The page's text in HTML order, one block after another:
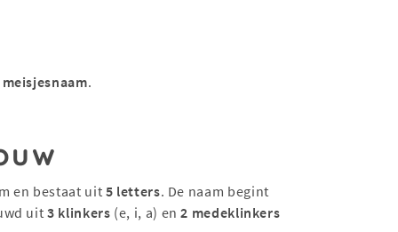
meisjesnaam.
en bestaat uit5 letters. De naam begint
uit3 klinkers (e, i, a) en2 medeklinkers